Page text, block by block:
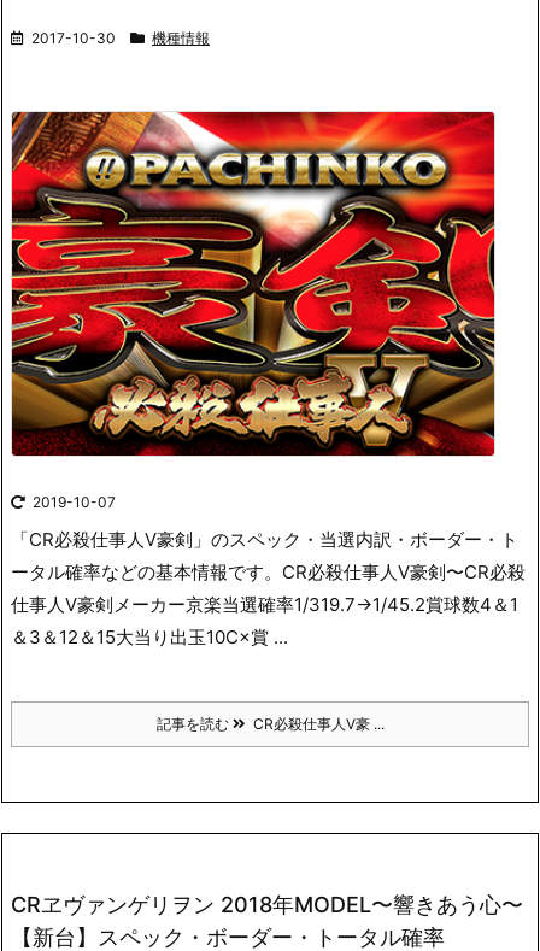
2017-10-30 機種情報
2019-10-07
「CR必殺仕事人Ⅴ豪剣」のスペック・当選内訳・ボーダー・ト
ータル確率などの基本情報です。 CR必殺仕事人Ⅴ豪剣〜CR必殺
仕事人Ⅴ豪剣メーカー京楽当選確率1/319.7→1/45.2賞球数4＆1
＆3＆12＆15大当り出玉10C×賞 ...
記事を読む CR必殺仕事人Ⅴ豪 ...
CRヱヴァンゲリヲン 2018年MODEL〜響きあう心〜
【新台】スペック・ボーダー・トータル確率